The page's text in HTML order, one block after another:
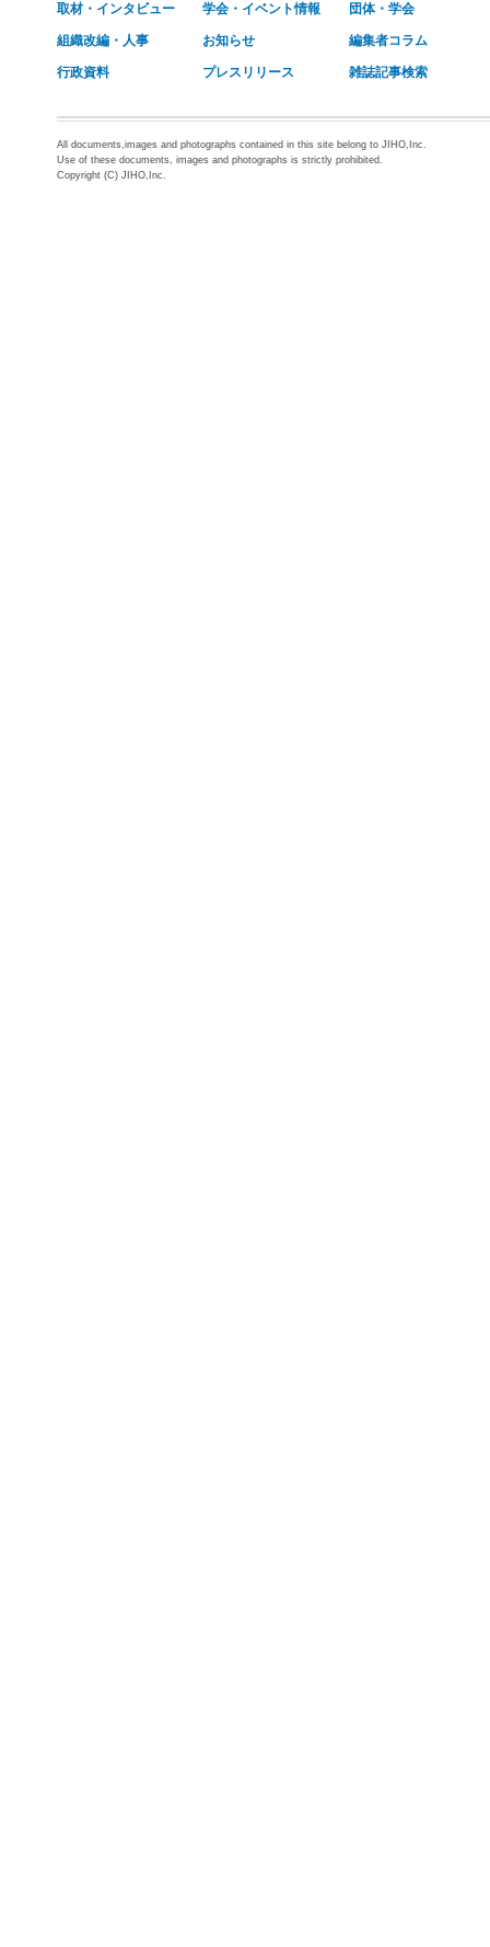
取材・インタビュー 学会・イベント情報 団体・学会
組織改編・人事 お知らせ 編集者コラム
行政資料 プレスリリース 雑誌記事検索
All documents,images and photographs contained in this site belong to JIHO,Inc.
Use of these documents, images and photographs is strictly prohibited.
Copyright (C) JIHO,Inc.